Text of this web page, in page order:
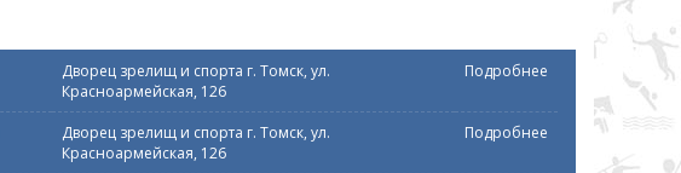
Дворец зрелищ и спорта г. Томск, ул.
Красноармейская, 126
Подробнее
Дворец зрелищ и спорта г. Томск, ул.
Красноармейская, 126
Подробнее